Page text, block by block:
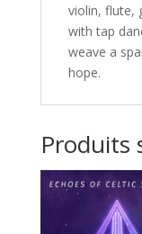
violin, flute,
with tap
weave a
hope.
Produits